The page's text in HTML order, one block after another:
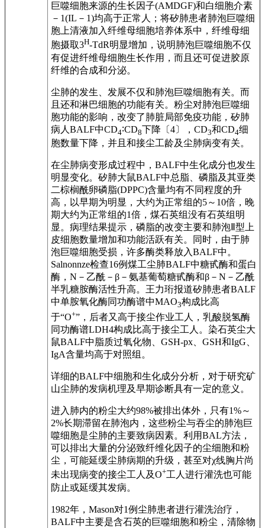
巨噬细胞来源的生长因子(AMDGF)和白细胞介素
－1(IL－1)均高于正常人；将矽肺患者肺泡巨噬细
胞上清液加入纤维母细胞培养体系中，纤维母细
胞摄取3H-TdR明显增加，说明肺泡巨噬细胞不仅
有促进纤维母细胞生长作用，而且还可促进胶原
纤维的合成和分泌。
尘肺的发生、发展不仅和肺泡巨噬细胞有关。而
且还和淋巴细胞的功能有关。粉尘对肺泡巨噬细
胞功能的影响，改变了肺脏局部免疫功能，矽肺
病人BALF中CD4∶CD8下降〔4〕，CD3和CD4细
胞数量下降，并且和接尘工龄及尘肺病变有关。
在尘肺病变形成过程中，BALF中生化成分也发生
明显变化。矽肺大鼠BALF中总脂、磷脂及其亚类
二棕榈酰卵磷脂(DPPC)含量均有不同程度的升
高，以早期为明显，大约为正常组的5～10倍，晚
期大约为正常组的1倍，煤石英组没有石英组明
显。病理结果提示，磷脂的改变主要和肺泡Ⅱ型上
皮细胞数量增加和功能活跃有关。同时，由于肺
泡巨噬细胞受损，许多酶类释放入BALF中。
Salnonnze检查16例煤工尘肺BALF中糖甙酶和蛋白
酶，N－乙酰－β－氨基葡萄糖甙酶和β－N－乙酰
半乳糖胺酶活性升高。王力珩报道矽肺患者BALF
中单胺氧化酶同功酶谱中MAO3构成比高
于“O+”，后者又高于接尘作业工人，乳酸脱氢酶
同功酶谱LDH4构成比高于接尘工人。染石英尘大
鼠BALF中脂质过氧化物、GSH-px、GSH和IgG、
IgA含量均高于对照组。
详细的BALF中细胞和生化成分分析，对于研究矿
山尘肺的发病机理及早期诊断具有一定的意义。
进入肺内的粉尘大约98%被排出体外，只有1%～
2%长期滞留在肺泡内，这些粉尘与吞尘的肺泡巨
噬细胞是尘肺的主要致病因素。利用BAL方法，
可以排出大量的分泌致纤维化因子的尘细胞和粉
尘，可能延缓尘肺病期的升级，甚至对χ线胸片尚
未出现病变的接尘工人及O+工人进行灌洗也可能
防止或延缓其发病。
1982年，Mason对1例尘肺患者进行灌洗治疗，
BALF中主要是含石英的巨噬细胞和粉尘，清除物